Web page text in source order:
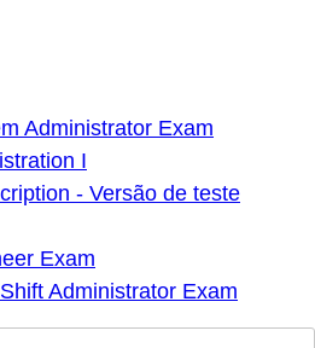
Administrator Exam
I
- Versão de teste
Exam
Administrator Exam